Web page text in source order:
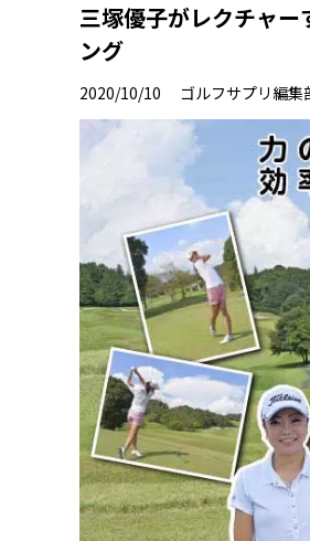
三塚優子がレクチャ
ング
2020/10/10 ゴルフサプリ編集